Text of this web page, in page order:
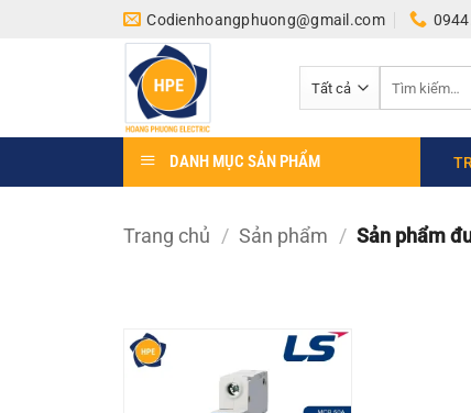
Codienhoangphuong@gmail.com
kiếm:
DANH MỤC SẢN PHẨM
Trang chủ / Sản phẩm / Sản phẩm